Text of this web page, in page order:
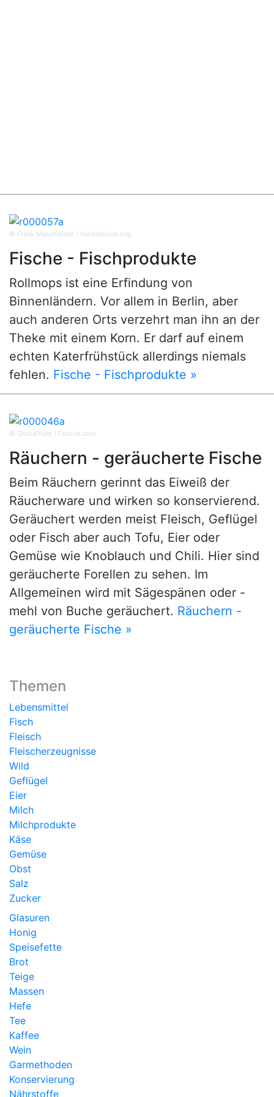
© Frank Massholder / foodlexicon.org
Fische - Fischprodukte
Rollmops ist eine Erfindung von
Binnenländern. Vor allem in Berlin, aber
auch anderen Orts verzehrt man ihn an der
Theke mit einem Korn. Er darf auf einem
echten Katerfrühstück allerdings niemals
fehlen. Fische - Fischprodukte »
© Globalflyer / Fotolia.com
Räuchern - geräucherte Fische
Beim Räuchern gerinnt das Eiweiß der
Räucherware und wirken so konservierend.
Geräuchert werden meist Fleisch, Geflügel
oder Fisch aber auch Tofu, Eier oder
Gemüse wie Knoblauch und Chili. Hier sind
geräucherte Forellen zu sehen. Im
Allgemeinen wird mit Sägespänen oder -
mehl von Buche geräuchert. Räuchern -
geräucherte Fische »
Themen
Lebensmittel
Fisch
Fleisch
Fleischerzeugnisse
Wild
Geflügel
Eier
Milch
Milchprodukte
Käse
Gemüse
Obst
Salz
Zucker
Glasuren
Honig
Speisefette
Brot
Teige
Massen
Hefe
Tee
Kaffee
Wein
Garmethoden
Konservierung
Nährstoffe